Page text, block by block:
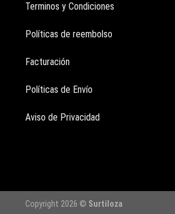
Terminos y Condiciones
Políticas de reembolso
Facturación
Políticas de Envío
Aviso de Privacidad
Copyright 2026 © Surtiloza